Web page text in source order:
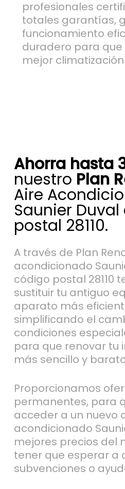
profesionales
totales garantías,
funcionamiento
duradero para que
mejor
Ahorra hasta
nuestro Plan
Aire
Saunier
postal 28110.
A través de Plan
acondicionado
código postal 28110
sustituir tu antiguo
aparato más
simplificando el
condiciones
para que renovar tu
más sencillo y
Proporcionamos
permanentes, para
acceder a un nuevo
acondicionado
mejores precios del
tener que esperar a
subvenciones o